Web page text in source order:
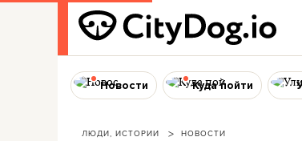
Новости Куда пойти
ЛЮДИ, ИСТОРИИ НОВОСТИ